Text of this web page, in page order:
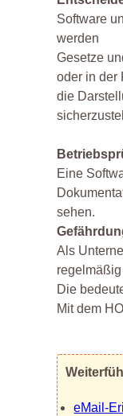
Software
werden
Gesetze
oder in der
die
Eine
sehen.
Als
Die
Mit dem
eMail-